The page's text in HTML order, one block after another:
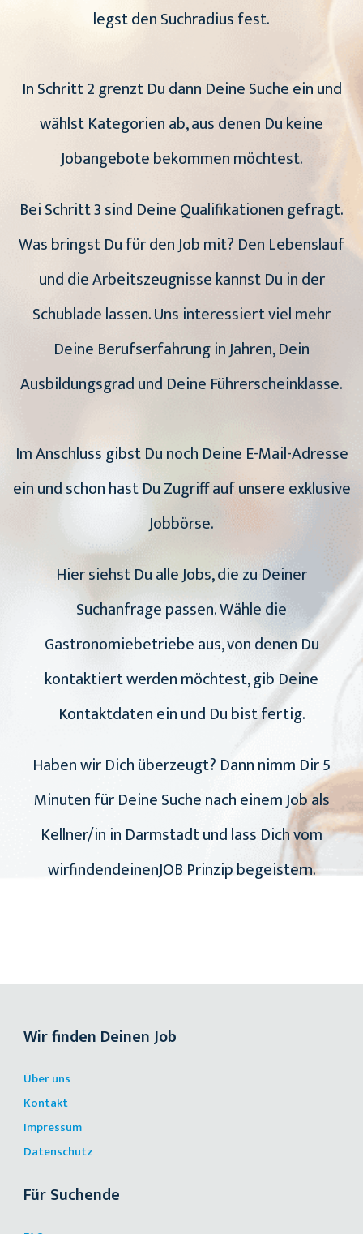
legst den Suchradius fest.
In Schritt 2 grenzt Du dann Deine Suche ein und
wählst Kategorien ab, aus denen Du keine
Jobangebote bekommen möchtest.
Bei Schritt 3 sind Deine Qualifikationen gefragt.
Was bringst Du für den Job mit? Den Lebenslauf
und die Arbeitszeugnisse kannst Du in der
Schublade lassen. Uns interessiert viel mehr
Deine Berufserfahrung in Jahren, Dein
Ausbildungsgrad und Deine Führerscheinklasse.
Im Anschluss gibst Du noch Deine E-Mail-Adresse
ein und schon hast Du Zugriff auf unsere exklusive
Jobbörse.
Hier siehst Du alle Jobs, die zu Deiner
Suchanfrage passen. Wähle die
Gastronomiebetriebe aus, von denen Du
kontaktiert werden möchtest, gib Deine
Kontaktdaten ein und Du bist fertig.
Haben wir Dich überzeugt? Dann nimm Dir 5
Minuten für Deine Suche nach einem Job als
Kellner/in in Darmstadt und lass Dich vom
wirfindendeinenJOB Prinzip begeistern.
Wir finden Deinen Job
Über uns
Kontakt
Impressum
Datenschutz
Für Suchende